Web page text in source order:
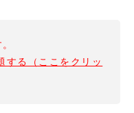
する（ここをクリッ